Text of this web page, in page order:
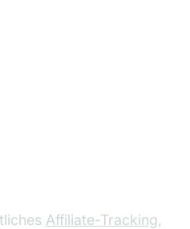
Affiliate-Tracking,